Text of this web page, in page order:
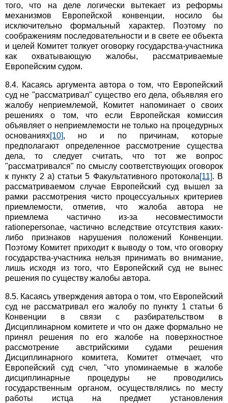
того, что на деле логически вытекает из реформы
механизмов Европейской конвенции, носило бы
исключительно формальный характер. Поэтому по
соображениям последовательности и в свете ее объекта
и целей Комитет толкует оговорку государства-участника
как охватывающую жалобы, рассматриваемые
Европейским судом.
8.4. Касаясь аргумента автора о том, что Европейский
суд не "рассматривал" существо его дела, объявляя его
жалобу неприемлемой, Комитет напоминает о своих
решениях о том, что если Европейская комиссия
объявляет о неприемлемости не только на процедурных
основаниях[10], но и по причинам, которые
предполагают определенное рассмотрение существа
дела, то следует считать, что тот же вопрос
"рассматривался" по смыслу соответствующих оговорок
к пункту 2 а) статьи 5 Факультативного протокола[11]. В
рассматриваемом случае Европейский суд вышел за
рамки рассмотрения чисто процессуальных критериев
приемлемости, отметив, что жалоба автора не
приемлема частично из-за несовместимости
rationepersonae, частично вследствие отсутствия каких-
либо признаков нарушения положений Конвенции.
Поэтому Комитет приходит к выводу о том, что оговорку
государства-участника нельзя принимать во внимание,
лишь исходя из того, что Европейский суд не вынес
решения по существу жалобы автора.
8.5. Касаясь утверждения автора о том, что Европейский
суд не рассматривал его жалобу по пункту 1 статьи 6
Конвенции в связи с разбирательством в
Дисциплинарном комитете и что он даже формально не
принял решения по его жалобе на поверхностное
рассмотрение австрийскими судами решения
Дисциплинарного комитета, Комитет отмечает, что
Европейский суд счел, "что упоминаемые в жалобе
дисциплинарные процедуры не проводились
государственным органом, осуществлялись по месту
работы истца на предмет установления